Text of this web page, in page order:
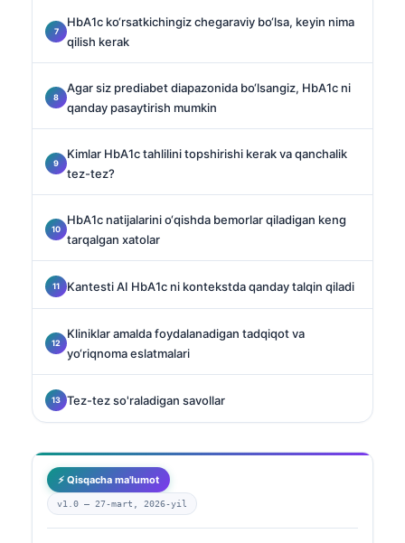
HbA1c ko‘rsatkichingiz chegaraviy bo‘lsa, keyin nima
qilish kerak
Agar siz prediabet diapazonida bo‘lsangiz, HbA1c ni
qanday pasaytirish mumkin
Kimlar HbA1c tahlilini topshirishi kerak va qanchalik
tez-tez?
HbA1c natijalarini o‘qishda bemorlar qiladigan keng
tarqalgan xatolar
Kantesti AI HbA1c ni kontekstda qanday talqin qiladi
Kliniklar amalda foydalanadigan tadqiqot va
yo‘riqnoma eslatmalari
Tez-tez so'raladigan savollar
⚡ Qisqacha ma'lumot
v1.0 — 27-mart, 2026-yil